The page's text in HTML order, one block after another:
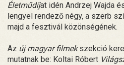
Életműdíjat idén Andrzej Wajda
lengyel rendező négy, a szerb
majd a fesztivál közönségének.
Az új magyar filmekszekció
mutatnak be: Koltai Róbert